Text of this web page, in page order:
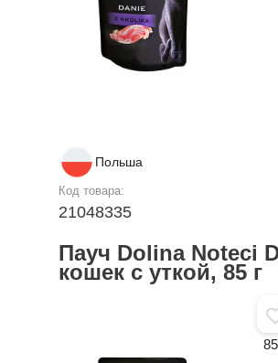
Польша
Код товара:
21048335
Пауч Dolina Noteci
кошек с уткой, 85 г